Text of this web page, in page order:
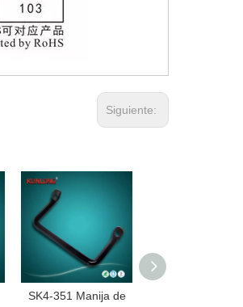
Siguiente:
SK4-351 Manija de